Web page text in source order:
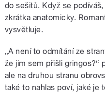
do sešitů. Když se
zkrátka anatomicky.
vysvětluje.
„A není to odmítání ze
že jim sem přišli gringos?“
ale na druhou stranu
také to nahlas poví, jaké je